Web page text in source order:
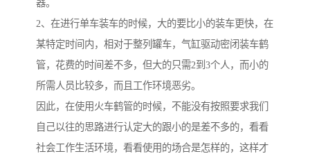
器。
2、在进行单车装车的时候，大的要比小的装车更快，在
某特定时间内，相对于整列罐车，气缸驱动密闭装车鹤
管，花费的时间差不多，但大的只需2到3个人，而小的
所需人员比较多，而且工作环境恶劣。
因此，在使用火车鹤管的时候，不能没有按照要求我们
自己以往的思路进行认定大的跟小的是差不多的，看看
社会工作生活环境，看看使用的场合是怎样的，这样才